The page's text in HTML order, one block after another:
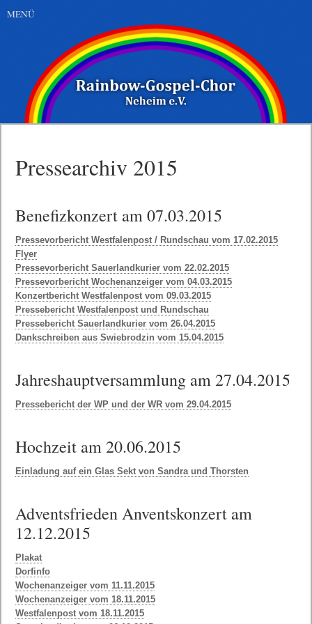
MENÜ
Pressearchiv 2015
Benefizkonzert am 07.03.2015
Pressevorbericht Westfalenpost / Rundschau vom 17.02.2015
Flyer
Pressevorbericht Sauerlandkurier vom 22.02.2015
Pressevorbericht Wochenanzeiger vom 04.03.2015
Konzertbericht Westfalenpost vom 09.03.2015
Pressebericht Westfalenpost und Rundschau
Pressebericht Sauerlandkurier vom 26.04.2015
Dankschreiben aus Swiebrodzin vom 15.04.2015
Jahreshauptversammlung am 27.04.2015
Pressebericht der WP und der WR vom 29.04.2015
Hochzeit am 20.06.2015
Einladung auf ein Glas Sekt von Sandra und Thorsten
Adventsfrieden Anventskonzert am
12.12.2015
Plakat
Dorfinfo
Wochenanzeiger vom 11.11.2015
Wochenanzeiger vom 18.11.2015
Westfalenpost vom 18.11.2015